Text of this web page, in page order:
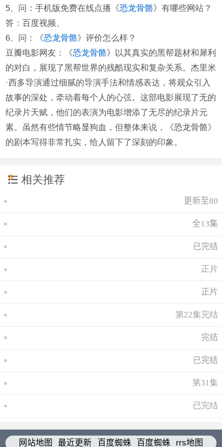
5、问：手机版免费在线点播《恐龙骨骼》有哪些网站？
答：百度视频、
6、问：《恐龙骨骼》评价怎么样？
豆瓣电影网友：《恐龙骨骼》以其真实的黑帮题材和犀利
的对白，展现了黑帮世界的残酷现实和复杂关系。杰里米
·西多导演通过细腻的导演手法和情感表达，将观众引入
故事的深处，牵动着每个人的心弦。这部电影展现了无的
纪录片天赋，他们的表演为电影增添了无尽的纪录片元
素。虽然有些情节略显狗血，但整体来说，《恐龙骨骼》
的剧本写得非常扎实，给人留下了深刻的印象。
相关推荐
更新至80
全13集
已完结
正片
正片
第22集完结
完结
已完结
第31集
已完结
网站地图 最近更新 百度蜘蛛 百度蜘蛛 rrs地图